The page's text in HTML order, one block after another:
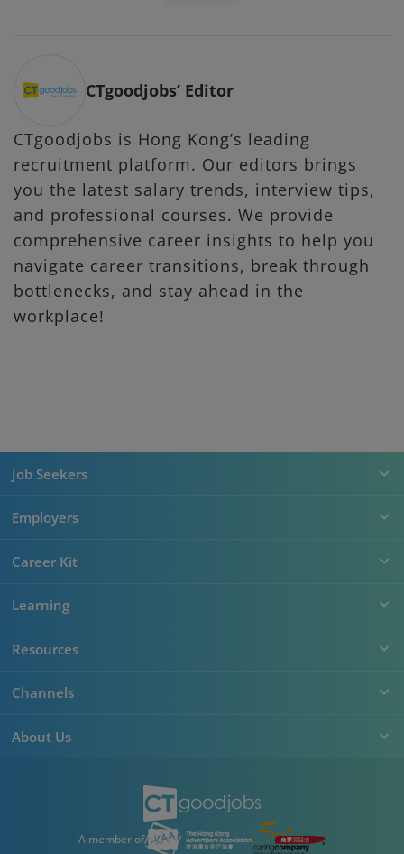
CTgoodjobs’ Editor
CTgoodjobs is Hong Kong’s leading
recruitment platform. Our editors brings
you the latest salary trends, interview tips,
and professional courses. We provide
comprehensive career insights to help you
navigate career transitions, break through
bottlenecks, and stay ahead in the
workplace!
Job Seekers
Employers
Career Kit
Learning
Resources
Channels
About Us
A member of